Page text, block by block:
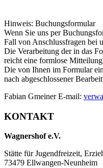
Hinweis: Buchungsformular
Wenn Sie uns per
Fall von Anschlussfragen bei
Die Verarbeitung der in das
reicht eine formlose
Die von Ihnen im Formular
nach abgeschlossener
Fabian Gmeiner E-mail:
KONTAKT
Wagnershof e.V.
Stätte für Jugendfreizeit,
73479 Ellwangen-Neunheim